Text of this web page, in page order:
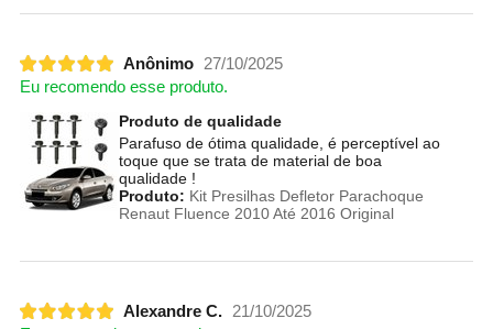
Anônimo
27/10/2025
Eu recomendo esse produto.
Produto de qualidade
Parafuso de ótima qualidade, é perceptível ao
toque que se trata de material de boa
qualidade !
Produto: Kit Presilhas Defletor Parachoque
Renaut Fluence 2010 Até 2016 Original
Alexandre C.
21/10/2025